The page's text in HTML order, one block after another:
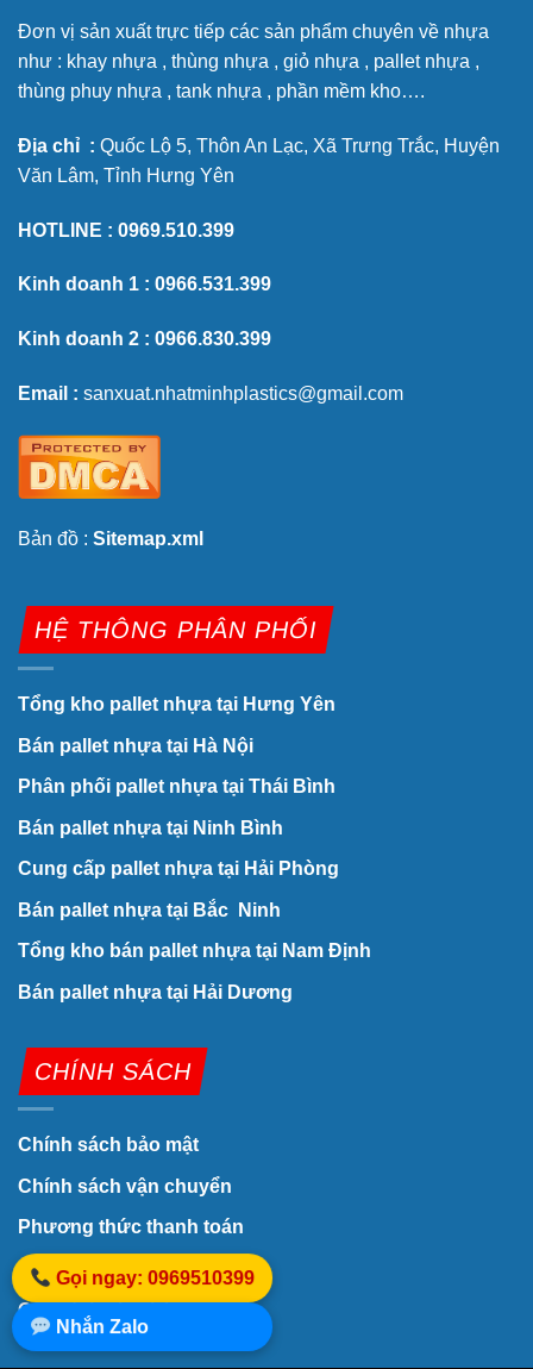
Đơn vị sản xuất trực tiếp các sản phẩm chuyên về nhựa
như : khay nhựa , thùng nhựa , giỏ nhựa , pallet nhựa ,
thùng phuy nhựa , tank nhựa , phần mềm kho….
Địa chỉ : Quốc Lộ 5, Thôn An Lạc, Xã Trưng Trắc, Huyện
Văn Lâm, Tỉnh Hưng Yên
HOTLINE : 0969.510.399
Kinh doanh 1 : 0966.531.399
Kinh doanh 2 : 0966.830.399
Email : sanxuat.nhatminhplastics@gmail.com
Bản đồ : Sitemap.xml
HỆ THÔNG PHÂN PHỐI
Tổng kho pallet nhựa tại Hưng Yên
Bán pallet nhựa tại Hà Nội
Phân phối pallet nhựa tại Thái Bình
Bán pallet nhựa tại Ninh Bình
Cung cấp pallet nhựa tại Hải Phòng
Bán pallet nhựa tại Bắc Ninh
Tổng kho bán pallet nhựa tại Nam Định
Bán pallet nhựa tại Hải Dương
CHÍNH SÁCH
Chính sách bảo mật
Chính sách vận chuyển
Phương thức thanh toán
Chính sách bảo hành
Quy trình giao hàng
Gọi ngay: 0969510399
Nhắn Zalo